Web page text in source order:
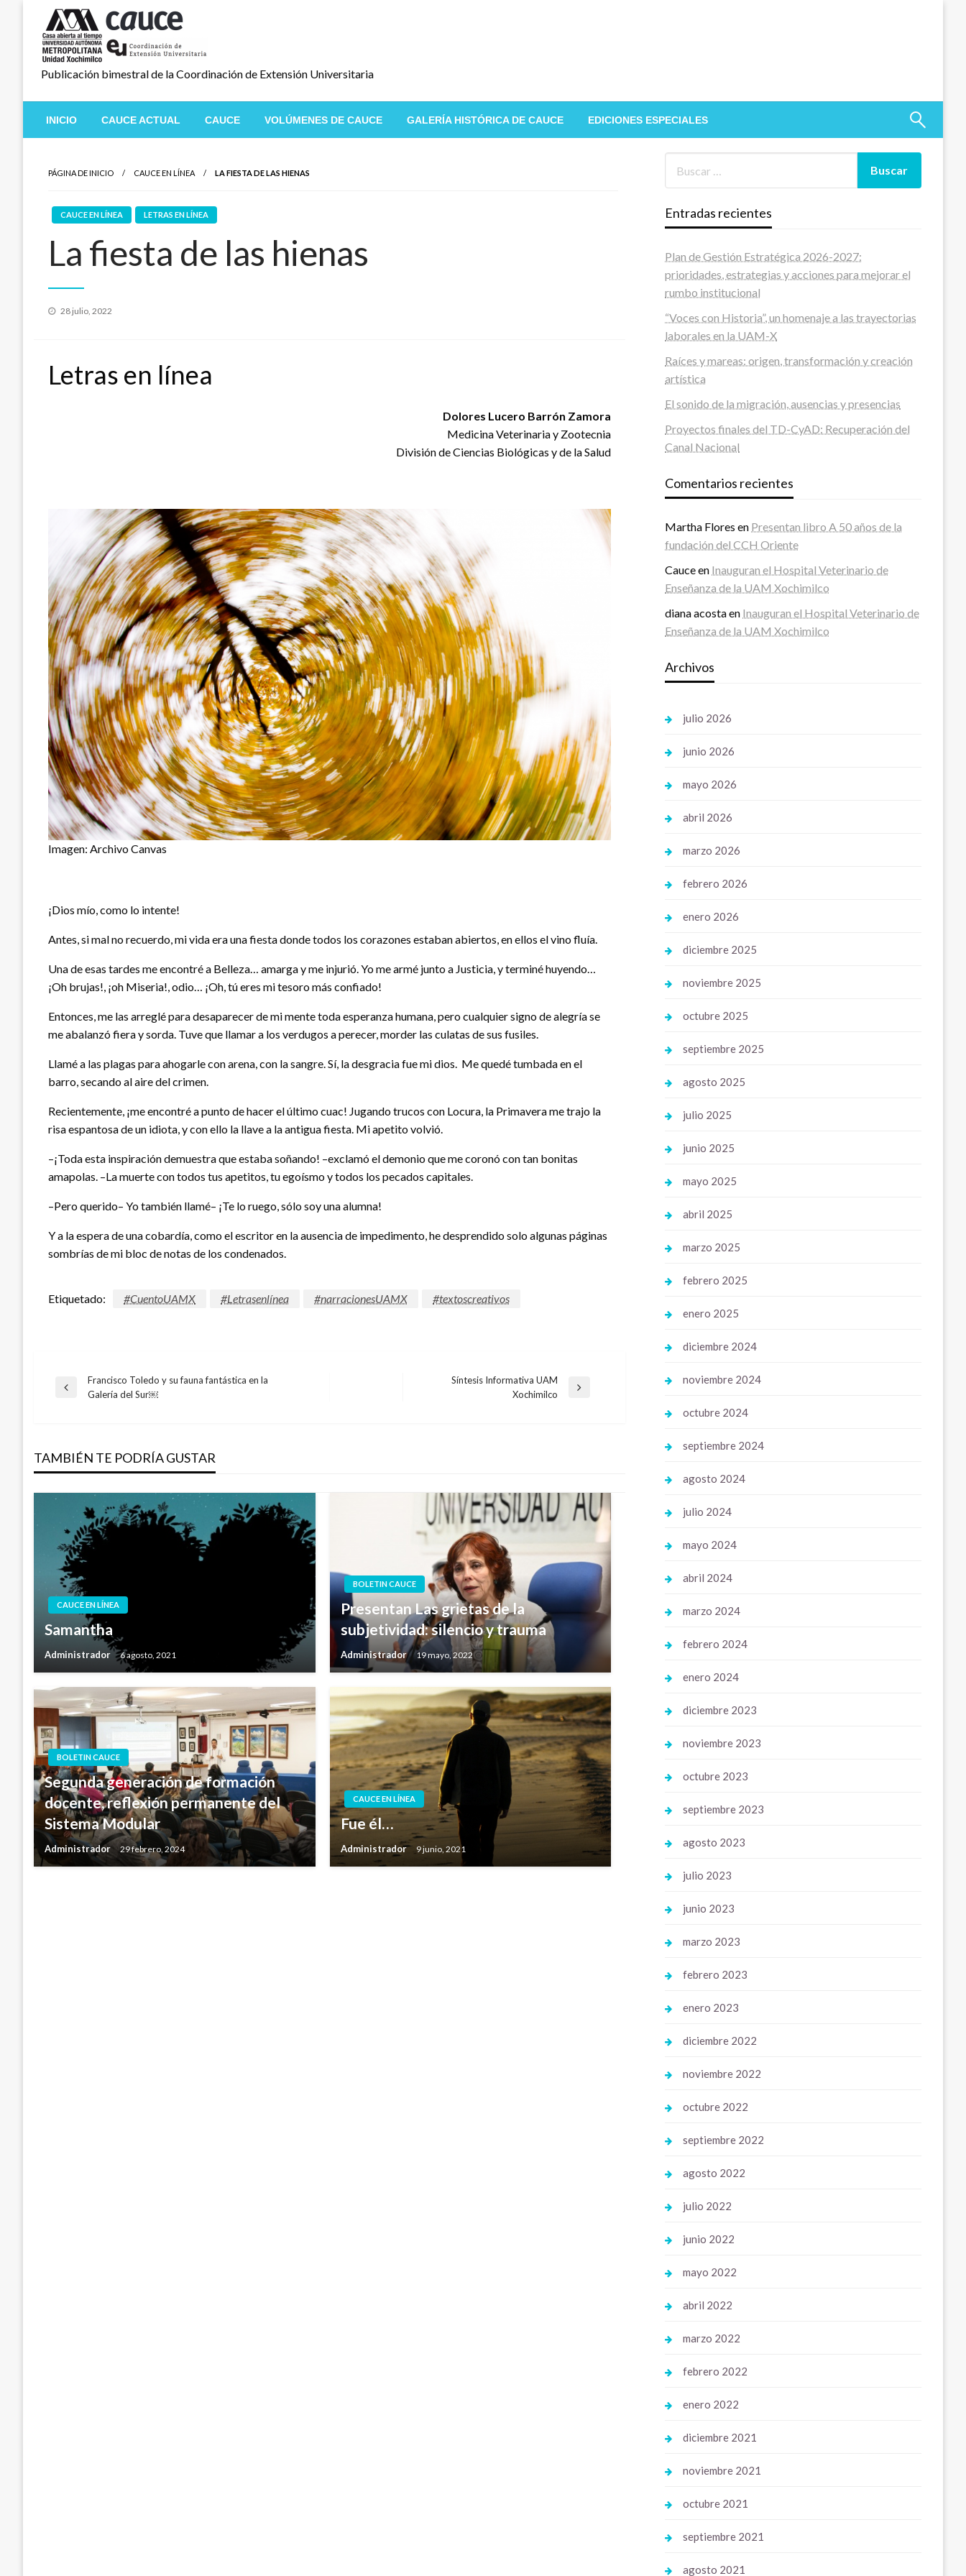
contenido
Publicación bimestral de la Coordinación de Extensión Universitaria
INICIO CAUCE ACTUAL CAUCE VOLÚMENES DE CAUCE GALERÍA HISTÓRICA DE CAUCE EDICIONES ESPECIALES
PÁGINA DE INICIO CAUCE EN LÍNEA LA FIESTA DE LAS HIENAS
CAUCE EN LÍNEA LETRAS EN LÍNEA
La fiesta de las hienas
Publicado
28 julio, 2022
Letras en línea
Dolores Lucero Barrón Zamora
Medicina Veterinaria y Zootecnia
División de Ciencias Biológicas y de la Salud
Imagen: Archivo Canvas
¡Dios mío, como lo intente!
Antes, si mal no recuerdo, mi vida era una fiesta donde todos los corazones estaban abiertos, en ellos el vino fluía.
Una de esas tardes me encontré a Belleza… amarga y me injurió. Yo me armé junto a Justicia, y terminé huyendo…
¡Oh brujas!, ¡oh Miseria!, odio… ¡Oh, tú eres mi tesoro más confiado!
Entonces, me las arreglé para desaparecer de mi mente toda esperanza humana, pero cualquier signo de alegría se
me abalanzó fiera y sorda. Tuve que llamar a los verdugos a perecer, morder las culatas de sus fusiles.
Llamé a las plagas para ahogarle con arena, con la sangre. Sí, la desgracia fue mi dios. Me quedé tumbada en el
barro, secando al aire del crimen.
Recientemente, ¡me encontré a punto de hacer el último cuac! Jugando trucos con Locura, la Primavera me trajo la
risa espantosa de un idiota, y con ello la llave a la antigua fiesta. Mi apetito volvió.
–¡Toda esta inspiración demuestra que estaba soñando! –exclamó el demonio que me coronó con tan bonitas
amapolas. –La muerte con todos tus apetitos, tu egoísmo y todos los pecados capitales.
–Pero querido– Yo también llamé– ¡Te lo ruego, sólo soy una alumna!
Y a la espera de una cobardía, como el escritor en la ausencia de impedimento, he desprendido solo algunas páginas
sombrías de mi bloc de notas de los condenados.
Etiquetado: #CuentoUAMX #Letrasenlínea #narracionesUAMX #textoscreativos
Navegación
entradas
Entrada
Francisco Toledo y su fauna fantástica en la
Galería del Sur￼
Síntesis Informativa UAM
Xochimilco
TAMBIÉN TE PODRÍA GUSTAR
CAUCE EN LÍNEA
Samantha
Administrador 6 agosto, 2021
BOLETIN CAUCE
Presentan Las grietas de la
subjetividad: silencio y trauma
Administrador 19 mayo, 2022
BOLETIN CAUCE
Segunda generación de formación
docente, reflexión permanente del
Sistema Modular
Administrador 29 febrero, 2024
CAUCE EN LÍNEA
Fue él…
Administrador 9 junio, 2021
Entradas recientes
Plan de Gestión Estratégica 2026-2027:
prioridades, estrategias y acciones para mejorar el
rumbo institucional
“Voces con Historia”, un homenaje a las trayectorias
laborales en la UAM-X
Raíces y mareas: origen, transformación y creación
artística
El sonido de la migración, ausencias y presencias
Proyectos finales del TD-CyAD: Recuperación del
Canal Nacional
Comentarios recientes
Martha Flores en Presentan libro A 50 años de la
fundación del CCH Oriente
Cauceen Inauguran el Hospital Veterinario de
Enseñanza de la UAM Xochimilco
diana acostaen Inauguran el Hospital Veterinario de
Enseñanza de la UAM Xochimilco
Archivos
julio 2026
junio 2026
mayo 2026
abril 2026
marzo 2026
febrero 2026
enero 2026
diciembre 2025
noviembre 2025
octubre 2025
septiembre 2025
agosto 2025
julio 2025
junio 2025
mayo 2025
abril 2025
marzo 2025
febrero 2025
enero 2025
diciembre 2024
noviembre 2024
octubre 2024
septiembre 2024
agosto 2024
julio 2024
mayo 2024
abril 2024
marzo 2024
febrero 2024
enero 2024
diciembre 2023
noviembre 2023
octubre 2023
septiembre 2023
agosto 2023
julio 2023
junio 2023
marzo 2023
febrero 2023
enero 2023
diciembre 2022
noviembre 2022
octubre 2022
septiembre 2022
agosto 2022
julio 2022
junio 2022
mayo 2022
abril 2022
marzo 2022
febrero 2022
enero 2022
diciembre 2021
noviembre 2021
octubre 2021
septiembre 2021
agosto 2021